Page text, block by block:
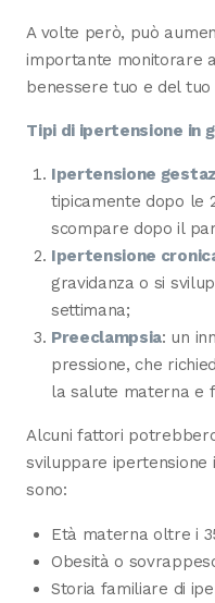
A volte però, può
importante monitorare
benessere tuo e del tuo
Tipi di ipertensione in
Ipertensione
tipicamente dopo le
scompare dopo il
Ipertensione
gravidanza o si
settimana;
Preeclampsia: un
pressione, che
la salute materna e
Alcuni fattori
sviluppare ipertensione
sono:
Età materna oltre i
Obesità o
Storia familiare di